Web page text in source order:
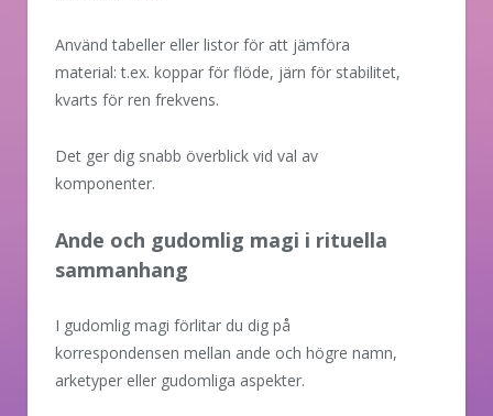
Använd tabeller eller listor för att jämföra
material: t.ex. koppar för flöde, järn för stabilitet,
kvarts för ren frekvens.
Det ger dig snabb överblick vid val av
komponenter.
Ande och gudomlig magi i rituella
sammanhang
I gudomlig magi förlitar du dig på
korrespondensen mellan ande och högre namn,
arketyper eller gudomliga aspekter.